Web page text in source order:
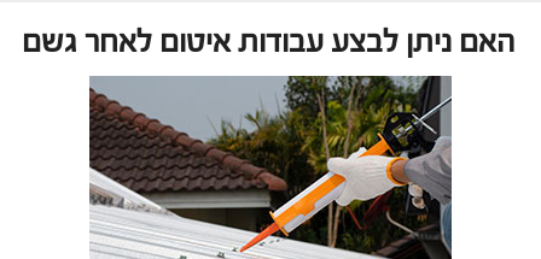
האם ניתן לבצע עבודות איטום לאחר גשם